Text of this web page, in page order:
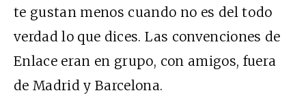
te gustan menos cuando no es del todo
verdad lo que dices. Las convenciones de
Enlace eran en grupo, con amigos, fuera
de Madrid y Barcelona.